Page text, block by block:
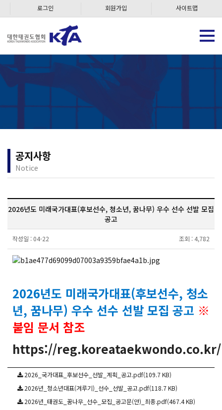
로그인 회원가입 사이트맵
공지사항
Notice
2026년도 미래국가대표(후보선수, 청소년, 꿈나무) 우수 선수 선발 모집
공고
작성일 : 04-22 조회 : 4,782
2026년도 미래국가대표(후보선수, 청소
년, 꿈나무) 우수 선수 선발 모집 공고 ※
붙임 문서 참조
https://reg.koreataekwondo.co.kr/
2026_국가대표_후보선수_선발_계획_공고.pdf(109.7 KB)
2026년_청소년대표(겨루기)_선수_선발_공고.pdf(118.7 KB)
2026년_태권도_꿈나무_선수_모집_공고문(안)_최종.pdf(467.4 KB)